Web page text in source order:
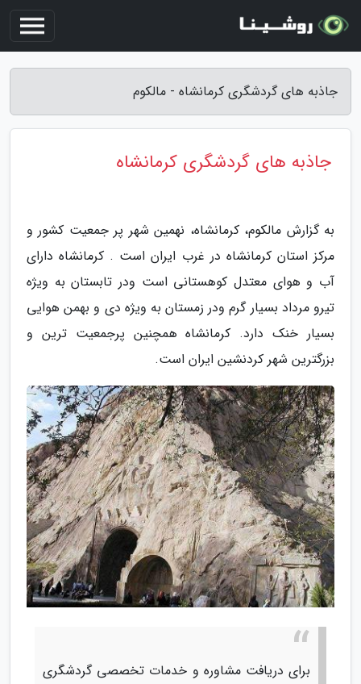
جاذبه های گردشگری کرمانشاه - مالکوم
جاذبه های گردشگری کرمانشاه
به گزارش مالکوم، کرمانشاه، نهمین شهر پر جمعیت کشور و
مرکز استان کرمانشاه در غرب ایران است . کرمانشاه دارای
آب و هوای معتدل کوهستانی است ودر تابستان به ویژه
تیرو مرداد بسیار گرم ودر زمستان به ویژه دی و بهمن هوایی
بسیار خنک دارد. کرمانشاه همچنین پرجمعیت ترین و
بزرگترین شهر کردنشین ایران است.
برای دریافت مشاوره و خدمات تخصصی گردشگری